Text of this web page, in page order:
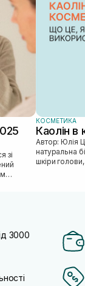
КОСМЕТИКА
Каолін
Автор: Юлія Цебрик Каолін в косметології –
натуральна
шкіри
3000